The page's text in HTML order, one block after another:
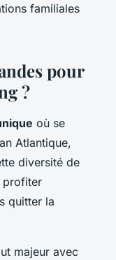
familiales
pour
?
où se
Atlantique,
diversité de
profiter
quitter la
majeur avec